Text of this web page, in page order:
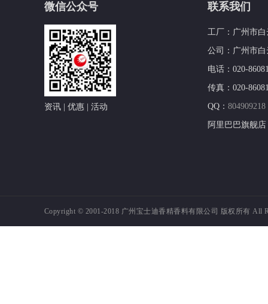
微信公众号
资讯 | 优惠 | 活动
联系我们
工厂：广州市
公司：广州市
电话：020-
传真：020-
QQ： 804909218
阿里巴巴旗舰店
Copyright © 2001-2018 广州宝士迪香精香料有限公司 版权所有 All